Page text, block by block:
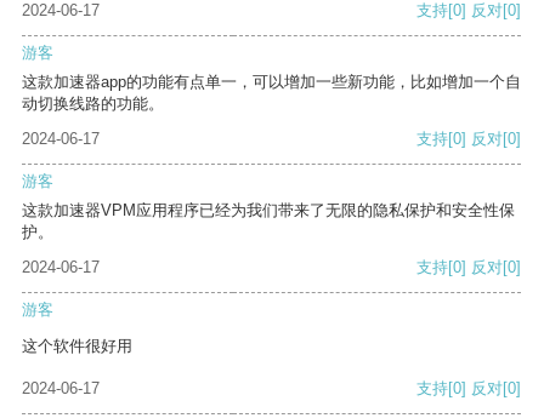
2024-06-17
支持[0] 反对[0]
游客
这款加速器app的功能有点单一，可以增加一些新功能，比如增加一个自
动切换线路的功能。
2024-06-17
支持[0] 反对[0]
游客
这款加速器VPM应用程序已经为我们带来了无限的隐私保护和安全性保
护。
2024-06-17
支持[0] 反对[0]
游客
这个软件很好用
2024-06-17 支持[0] 反对[0]